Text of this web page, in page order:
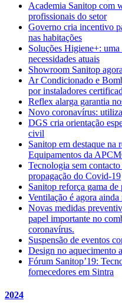
Academia Sanitop com
profissionais do setor
Governo cria incentivo
nas habitações
Soluções Higiene+: uma
necessidades atuais
Showroom Sanitop
Ar Condicionado e
por instaladores
Reflex alarga garantia
Novo coronavírus:
DGS cria orientação
civil
Sanitop em destaque na
Equipamentos da
Tecnologia sem
propagação do Covid-19
Sanitop reforça gama de
Ventilação é agora
Novas medidas
papel importante no
coronavírus.
Suspensão de eventos
Design no aquecimento
Fórum Sanitop’19:
fornecedores em Sintra
2024